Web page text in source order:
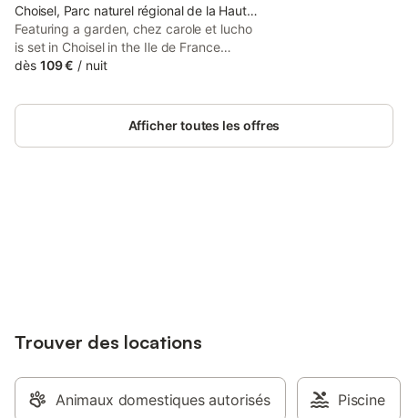
Choisel, Parc naturel régional de la Haute Vallée de Chevreuse
Featuring a garden, chez carole et lucho
is set in Choisel in the Ile de France
region, 17 km from France Miniature and
dès 109 € / nuit
Afficher toutes les offres
Trouver des locations
Animaux domestiques autorisés Piscine